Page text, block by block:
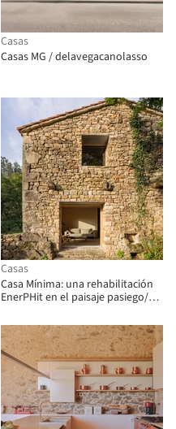
Casas
Casas MG / delavegacanolasso
Casas
Casa Mínima: una rehabilitación
EnerPHit en el paisaje pasiego/